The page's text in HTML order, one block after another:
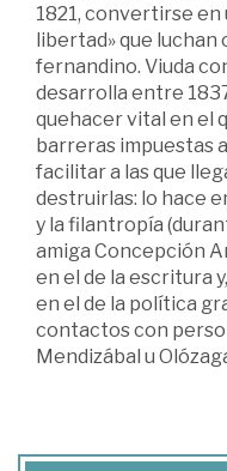
1821, convertirse en
libertad» que
fernandino. Viuda
desarrolla entre
quehacer vital en el
barreras impuestas
facilitar a las que
destruirlas: lo hace
y la filantropía
amiga Concepción
en el de la escritura
en el de la política
contactos con
Mendizábal u